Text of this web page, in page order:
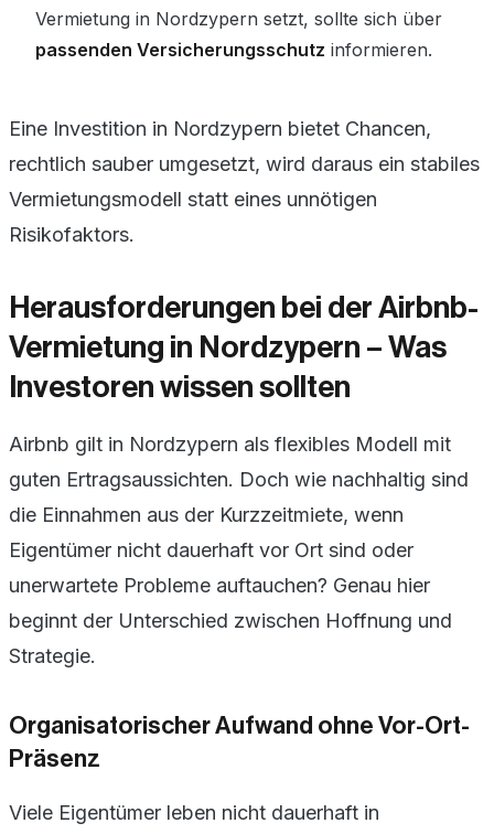
Vermietung in Nordzypern setzt, sollte sich über
passenden Versicherungsschutz informieren.
Eine Investition in Nordzypern bietet Chancen,
rechtlich sauber umgesetzt, wird daraus ein stabiles
Vermietungsmodell statt eines unnötigen
Risikofaktors.
Herausforderungen bei der Airbnb-
Vermietung in Nordzypern – Was
Investoren wissen sollten
Airbnb gilt in Nordzypern als flexibles Modell mit
guten Ertragsaussichten. Doch wie nachhaltig sind
die Einnahmen aus der Kurzzeitmiete, wenn
Eigentümer nicht dauerhaft vor Ort sind oder
unerwartete Probleme auftauchen? Genau hier
beginnt der Unterschied zwischen Hoffnung und
Strategie.
Organisatorischer Aufwand ohne Vor-Ort-
Präsenz
Viele Eigentümer leben nicht dauerhaft in